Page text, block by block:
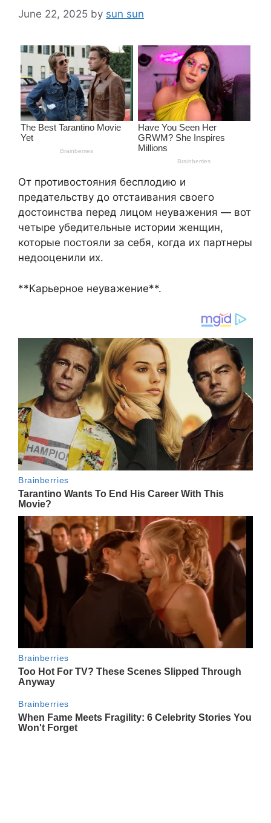
June 22, 2025 by sun sun
От противостояния бесплодию и
предательству до отстаивания своего
достоинства перед лицом неуважения — вот
четыре убедительные истории женщин,
которые постояли за себя, когда их партнеры
недооценили их.
**Карьерное неуважение**.